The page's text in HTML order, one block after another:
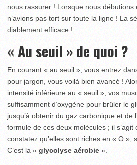
nous rassurer ! Lorsque nous
n’avions pas tort sur toute la ligne ! La
diablement efficace !
« Au seuil » de quoi ?
En courant « au seuil », vous entrez
pour jargon, vous voilà bien avancé !
intensité inférieure au « seuil », vos
suffisamment d’oxygène pour brûler le
jusqu’à obtenir du gaz carbonique et de
formule de ces deux molécules ; il s’agit
constatez qu’elles sont riches en « O »,
C’est la « glycolyse aérobie ».